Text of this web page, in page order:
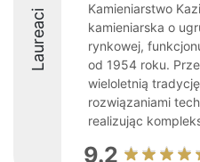
Laureaci
Kamieniarstwo
kamieniarska o
rynkowej,
od 1954 roku.
wieloletnią
rozwiązaniami
realizując
9.2